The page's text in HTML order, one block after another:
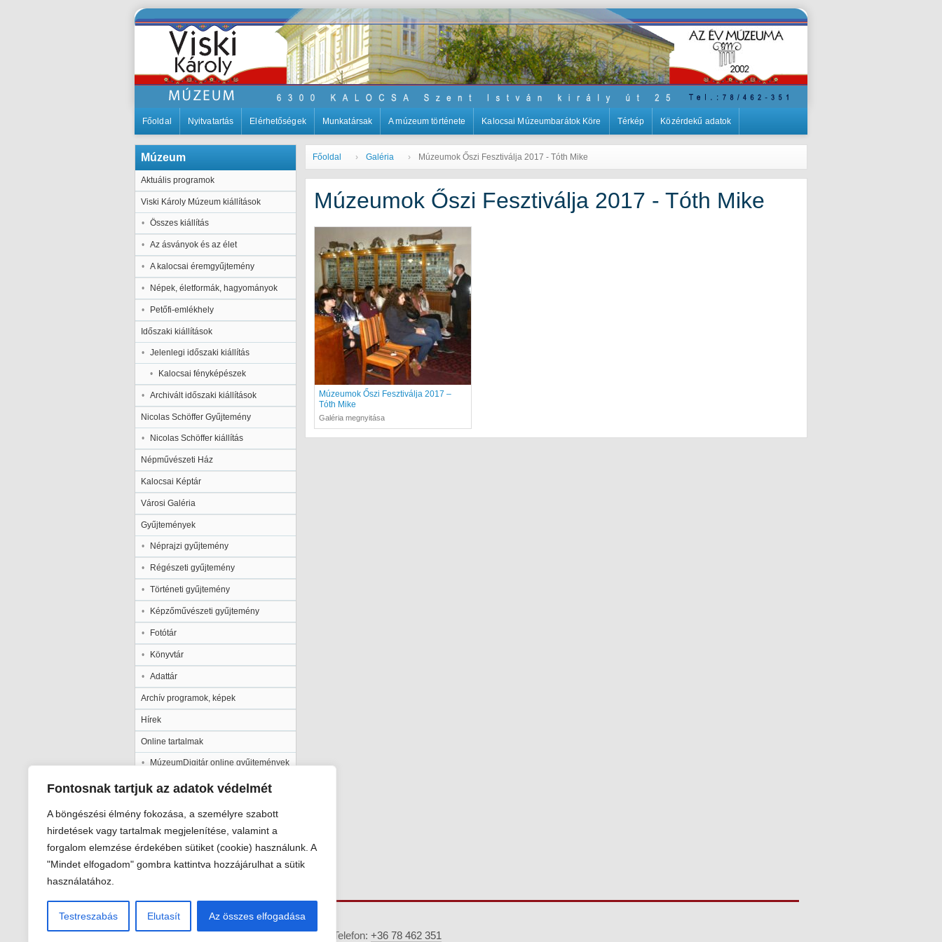
Fontosnak tartjuk az adatok védelmét
A böngészési élmény fokozása, a személyre szabott
hirdetések vagy tartalmak megjelenítése, valamint a
forgalom elemzése érdekében sütiket (cookie) használunk. A
"Mindet elfogadom" gombra kattintva hozzájárulhat a sütik
használatához.
Testreszabás Elutasít Az összes elfogadása
Főoldal Nyitvatartás Elérhetőségek Munkatársak A múzeum története Kalocsai Múzeumbarátok Köre Térkép Közérdekű adatok
Múzeum
Aktuális programok
Viski Károly Múzeum kiállítások
Összes kiállítás
Az ásványok és az élet
A kalocsai éremgyűjtemény
Népek, életformák, hagyományok
Petőfi-emlékhely
Időszaki kiállítások
Jelenlegi időszaki kiállítás
Kalocsai fényképészek
Archivált időszaki kiállítások
Nicolas Schöffer Gyűjtemény
Nicolas Schöffer kiállítás
Népművészeti Ház
Kalocsai Képtár
Városi Galéria
Gyűjtemények
Néprajzi gyűjtemény
Régészeti gyűjtemény
Történeti gyűjtemény
Képzőművészeti gyűjtemény
Fotótár
Könyvtár
Adattár
Archív programok, képek
Hírek
Online tartalmak
MúzeumDigitár online gyűjtemények
Kalocsai Települési Értéktár
Múzeumpedagógia
Pályázatok
Galéria
Főoldal Galéria Múzeumok Őszi Fesztiválja 2017 - Tóth Mike
Múzeumok Őszi Fesztiválja 2017 - Tóth Mike
Múzeumok Őszi Fesztiválja 2017 –
Tóth Mike
Galéria megnyitása
Viski Károly Múzeum Kalocsa
6300 Kalocsa, Szent István király út 25. · Telefon: +36 78 462 351